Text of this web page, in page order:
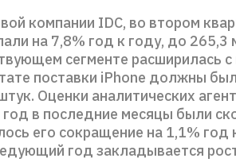
компании IDC, во втором
на 7,8% год к году, до 265,3
сегменте расширилась
поставки iPhone должны
Оценки аналитических
в последние месяцы были
его сокращение на 1,1% год
год закладывается